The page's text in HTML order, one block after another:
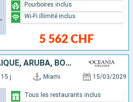
5 562 CHF
Pourboires inclus
Wi-Fi illimité inclus
CAÏMANS (ÎLES), JAMAÏQUE, ARUBA, BONAIRE, GRENADE, MARTINIQUE, SAINT-MARTIN, ÉTATS-UNIS
15 j Miami 15/03/2029
Tous les restaurants inclus